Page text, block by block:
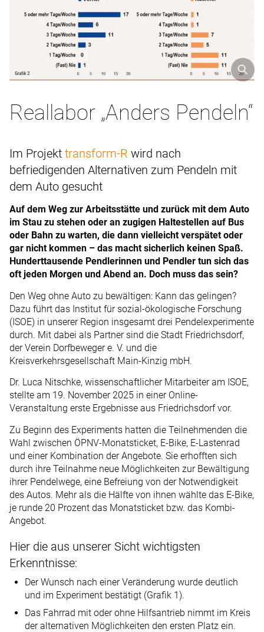
Reallabor „Anders Pendeln“
Im Projekt transform-R wird nach
befriedigenden Alternativen zum Pendeln mit
dem Auto gesucht
Auf dem Weg zur Arbeitsstätte und zurück mit dem Auto
im Stau zu stehen oder an zugigen Haltestellen auf Bus
oder Bahn zu warten, die dann vielleicht verspätet oder
gar nicht kommen – das macht sicherlich keinen Spaß.
Hunderttausende Pendlerinnen und Pendler tun sich das
oft jeden Morgen und Abend an. Doch muss das sein?
Den Weg ohne Auto zu bewältigen: Kann das gelingen?
Dazu führt das Institut für sozial-ökologische Forschung
(ISOE) in unserer Region insgesamt drei Pendelexperimente
durch. Mit dabei als Partner sind die Stadt Friedrichsdorf,
der Verein Dorfbeweger e. V. und die
Kreisverkehrsgesellschaft Main-Kinzig mbH.
Dr. Luca Nitschke, wissenschaftlicher Mitarbeiter am ISOE,
stellte am 19. November 2025 in einer Online-
Veranstaltung erste Ergebnisse aus Friedrichsdorf vor.
Zu Beginn des Experiments hatten die Teilnehmenden die
Wahl zwischen ÖPNV-Monatsticket, E-Bike, E-Lastenrad
und einer Kombination der Angebote. Sie erhofften sich
durch ihre Teilnahme neue Möglichkeiten zur Bewältigung
ihrer Pendelwege, eine Befreiung von der Notwendigkeit
des Autos. Mehr als die Hälfte von ihnen wählte das E-Bike,
je runde 20 Prozent das Monatsticket bzw. das Kombi-
Angebot.
Hier die aus unserer Sicht wichtigsten
Erkenntnisse:
Der Wunsch nach einer Veränderung wurde deutlich
und im Experiment bestätigt (Grafik 1).
Das Fahrrad mit oder ohne Hilfsantrieb nimmt im Kreis
der alternativen Möglichkeiten den ersten Platz ein.